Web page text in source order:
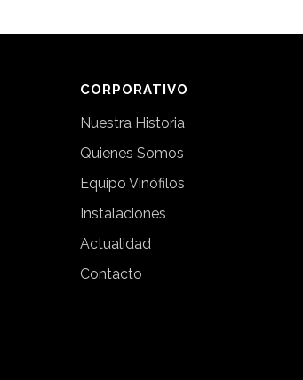
CORPORATIVO
Nuestra Historia
Quienes Somos
Equipo Vinófilos
Instalaciones
Actualidad
Contacto